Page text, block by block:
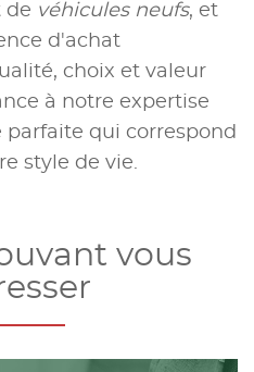
de véhicules neufs, et
d'achat
choix et valeur
à notre expertise
qui correspond
style de vie.
vous